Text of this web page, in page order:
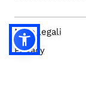
Note legali
Privacy